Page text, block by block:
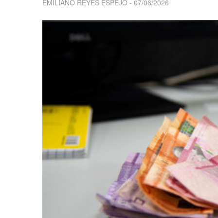
EMILIANO REYES ESPEJO 07/06/2026